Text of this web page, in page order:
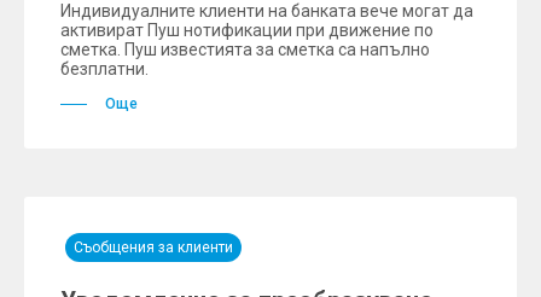
Индивидуалните клиенти на банката вече могат да
активират Пуш нотификации при движение по
сметка. Пуш известията за сметка са напълно
безплатни.
Още
Съобщения за клиенти